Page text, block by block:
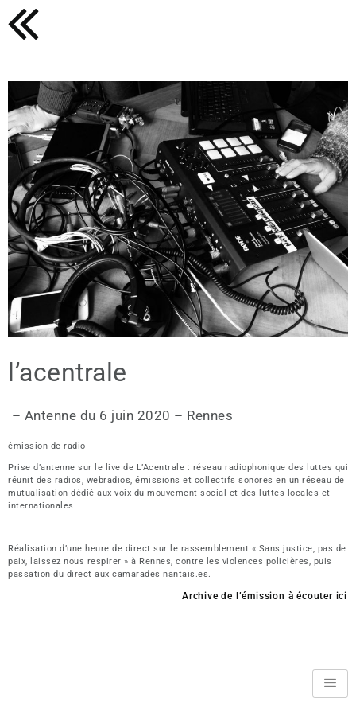
l’acentrale
– Antenne du 6 juin 2020 – Rennes
émission de radio
Prise d’antenne sur le live de L’Acentrale : réseau radiophonique des luttes qui
réunit des radios, webradios, émissions et collectifs sonores en un réseau de
mutualisation dédié aux voix du mouvement social et des luttes locales et
internationales.
Réalisation d’une heure de direct sur le rassemblement « Sans justice, pas de
paix, laissez nous respirer » à Rennes, contre les violences policières, puis
passation du direct aux camarades nantais.es.
Archive de l’émission à écouter ici